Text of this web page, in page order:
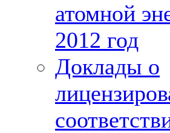
атомной
2012 год
Доклады о